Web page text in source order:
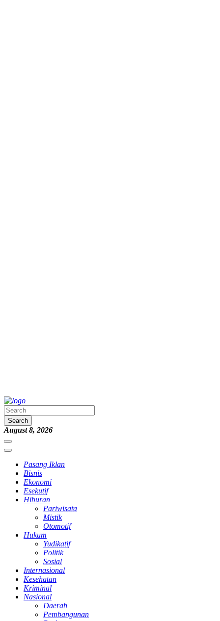
Search
August 8, 2026
Pasang Iklan
Bisnis
Ekonomi
Esekutif
Hiburan
Pariwisata
Mistik
Otomotif
Hukum
Yudikatif
Politik
Sosial
Internasional
Kesehatan
Kriminal
Nasional
Daerah
Pembangunan